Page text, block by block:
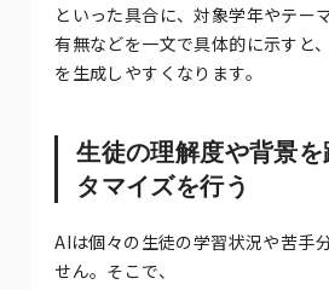
といった具合に、対象学年やテー
有無などを一文で具体的に示すと
を生成しやすくなります。
生徒の理解度や背景
タマイズを行う
AIは個々の生徒の学習状況や苦手
せん。そこで、